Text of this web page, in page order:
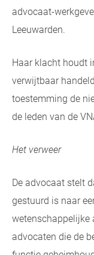
advocaat-
Leeuwarden.
Haar klacht houdt
verwijtbaar
toestemming de
de leden van de
Het verweer
De advocaat stelt
gestuurd is naar
wetenschappelijke
advocaten die de